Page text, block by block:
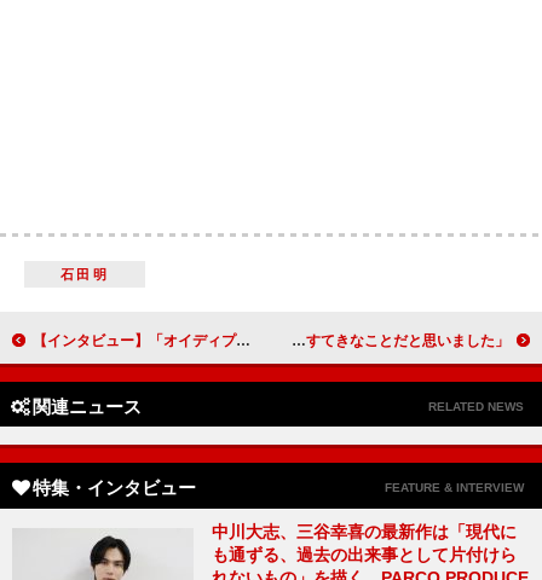
石田明
【インタビュー】「オイディプス」黒木瞳 市川海老蔵・森山未來と挑むギリシャ悲劇は「心に刺さる何かがある」 「日本中が心から応援する気持ちが『前畑がんばれ！』という言葉になった。とてもすてきなことだと思いました」上白石萌歌（前畑秀子）【「いだてん～東京オリムピック噺（ばなし）～」インタビュー】
関連ニュース RELATED NEWS
特集・インタビュー FEATURE & INTERVIEW
中川大志、三谷幸喜の最新作は「現代に
も通ずる、過去の出来事として片付けら